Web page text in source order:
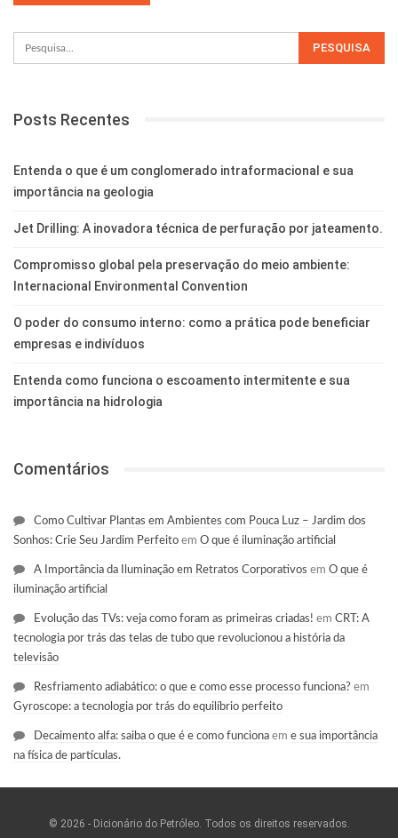
Posts Recentes
Entenda o que é um conglomerado intraformacional e sua
importância na geologia
Jet Drilling: A inovadora técnica de perfuração por jateamento.
Compromisso global pela preservação do meio ambiente:
Internacional Environmental Convention
O poder do consumo interno: como a prática pode beneficiar
empresas e indivíduos
Entenda como funciona o escoamento intermitente e sua
importância na hidrologia
Comentários
Como Cultivar Plantas em Ambientes com Pouca Luz – Jardim dos
Sonhos: Crie Seu Jardim Perfeito em O que é iluminação artificial
A Importância da Iluminação em Retratos Corporativos em O que é
iluminação artificial
Evolução das TVs: veja como foram as primeiras criadas! em CRT: A
tecnologia por trás das telas de tubo que revolucionou a história da
televisão
Resfriamento adiabático: o que e como esse processo funciona? em
Gyroscope: a tecnologia por trás do equilíbrio perfeito
Decaimento alfa: saiba o que é e como funciona em e sua importância
na física de partículas.
© 2026 - Dicionário do Petróleo. Todos os direitos reservados.